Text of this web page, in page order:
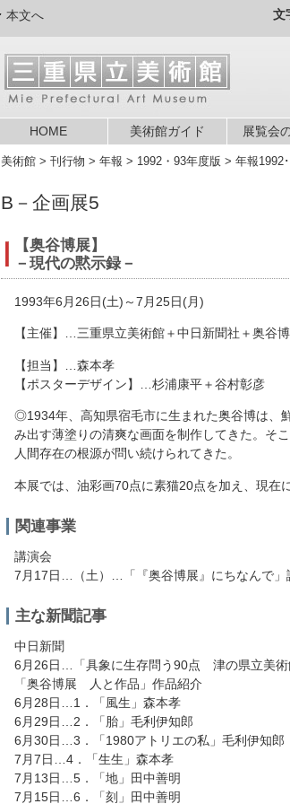
本文へ 文
HOME 美術館ガイド 展覧会
美術館 > 刊行物 > 年報 > 1992・93年度版 > 年報
B－企画展5
【奥谷博展】
－現代の黙示録－
1993年6月26日(土)～7月25日(月)
【主催】…三重県立美術館＋中日新聞社＋奥谷
【担当】…森本孝
【ポスターデザイン】…杉浦康平＋谷村彰彦
◎1934年、高知県宿毛市に生まれた奥谷博は、
み出す薄塗りの清爽な画面を制作してきた。そ
人間存在の根源が問い続けられてきた。
本展では、油彩画70点に素猫20点を加え、現在
関連事業
講演会
7月17日…（土）…「『奥谷博展』にちなんで」
主な新聞記事
中日新聞
6月26日…「具象に生存問う90点 津の県立美術
「奥谷博展 人と作品」作品紹介
6月28日…1．「風生」森本孝
6月29日…2．「胎」毛利伊知郎
6月30日…3．「1980アトリエの私」毛利伊知郎
7月7日…4．「生生」森本孝
7月13日…5．「地」田中善明
7月15日…6．「刻」田中善明